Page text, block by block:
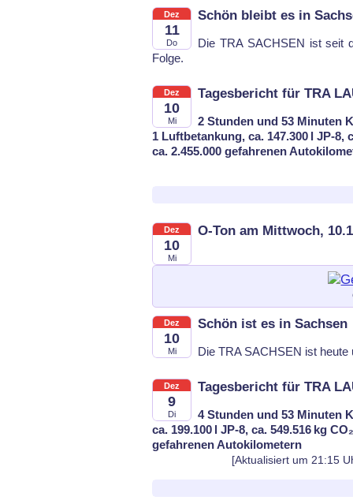
Dez
11
Do
Schön bleibt es in
Die TRA SACH­SEN ist seit
Fol­ge.
Dez
10
Mi
Tagesbericht für TRA
2 Stunden und 53 Minuten
1 Luftbetankung, ca. 147.300 l JP-8,
ca. 2.455.000 gefahrenen
Dez
10
Mi
O-Ton am Mittwoch,
Dez
10
Mi
Schön ist es in Sachsen
Die TRA SACH­SEN ist heu­te
Dez
9
Di
Tagesbericht für TRA
4 Stunden und 53 Minuten
ca. 199.100 l JP-8, ca. 549.516 kg
gefahrenen Autokilometern
[Aktualisiert um 21:15